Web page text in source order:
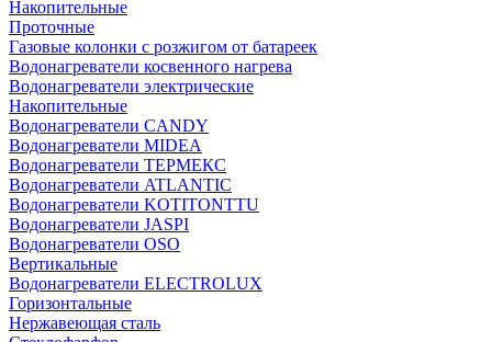
Накопительные
Проточные
Газовые колонки с розжигом от батареек
Водонагреватели косвенного нагрева
Водонагреватели электрические
Накопительные
Водонагреватели CANDY
Водонагреватели MIDEA
Водонагреватели ТЕРМЕКС
Водонагреватели ATLANTIC
Водонагреватели KOTITONTTU
Водонагреватели JASPI
Водонагреватели OSO
Вертикальные
Водонагреватели ELECTROLUX
Горизонтальные
Нержавеющая сталь